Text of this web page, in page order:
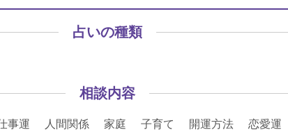
占いの種類
相談内容
人間関係 家庭 子育て 開運方法 恋愛運